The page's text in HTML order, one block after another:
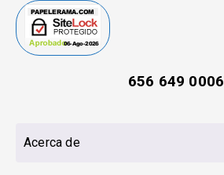
656 649 0006
Acerca de